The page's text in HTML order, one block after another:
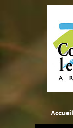
Accueil